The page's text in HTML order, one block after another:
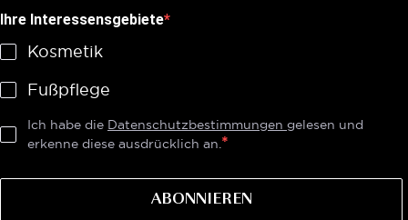
Ihre Interessensgebiete
Kosmetik
Fußpflege
Ich habe die Datenschutzbestimmungen gelesen und
erkenne diese ausdrücklich an.
ABONNIEREN